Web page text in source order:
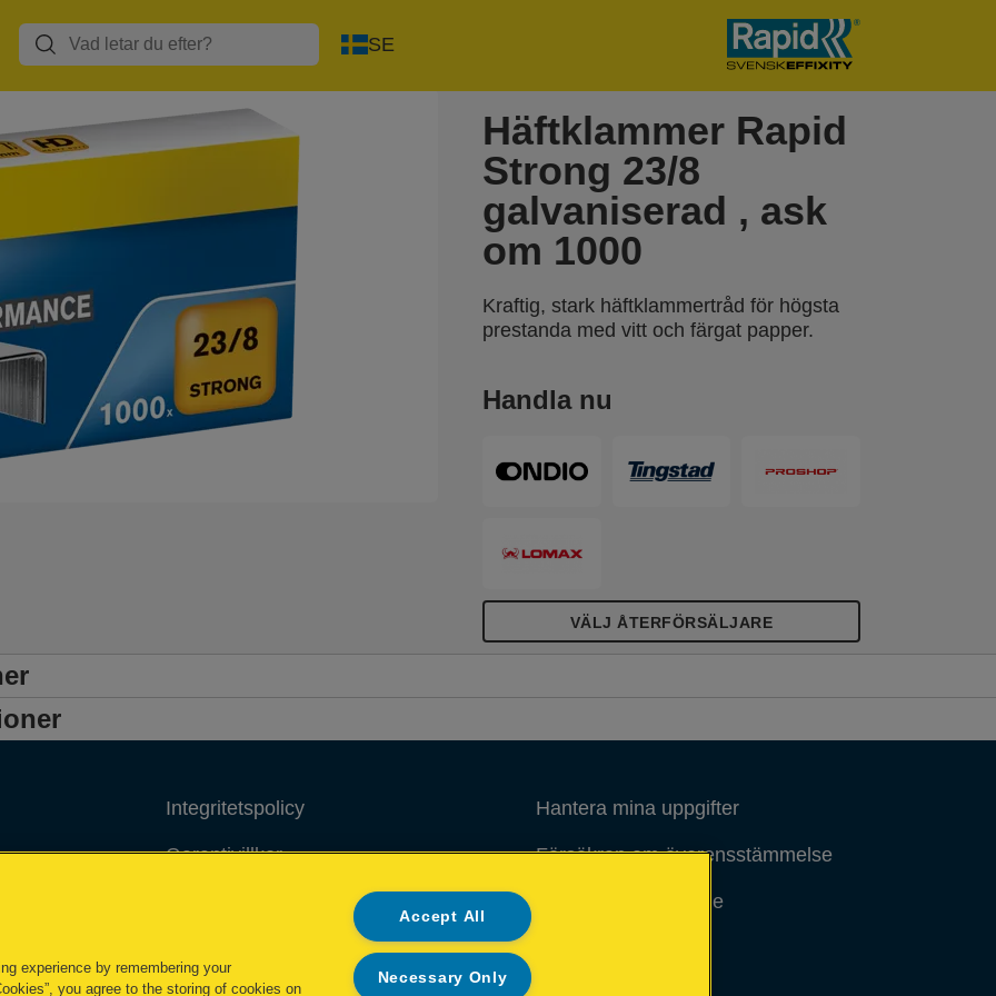
SE
Häftklammer Rapid
Strong 23/8
galvaniserad , ask
om 1000
Kraftig, stark häftklammertråd för högsta
prestanda med vitt och färgat papper.
Handla nu
VÄLJ ÅTERFÖRSÄLJARE
Integritetspolicy
Garantivillkor
Hantera mina uppgifter
Försäkran om överensstämmelse
Rättsligt meddelande
experience by remembering your
you agree to the storing of cookies on
Accept All
Necessary Only